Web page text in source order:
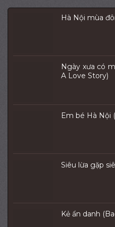
Hà Nội mùa
Ngày xưa có
A Love Story)
Em bé Hà Nội
Siêu lừa gặp
Kẻ ẩn danh